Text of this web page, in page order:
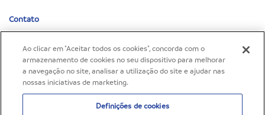
Contato
Fale Conosco
Fale Conosco – C.Vale Alimentos
Canal de Denúncias
©2026 C.Vale - Cooperativa Agroindustrial. Todos os
Ao clicar em "Aceitar todos os cookies", concorda com o
armazenamento de cookies no seu dispositivo para melhorar
a navegação no site, analisar a utilização do site e ajudar nas
nossas iniciativas de marketing.
Definições de cookies